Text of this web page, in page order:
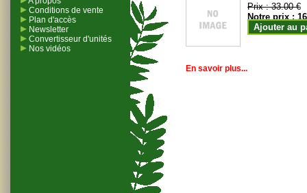
Conditions de vente
Plan d'accès
Newsletter
Convertisseur d'unités
Nos vidéos
Prix :33.00 €
Notre prix :
Ajouter au
En savoir plus...